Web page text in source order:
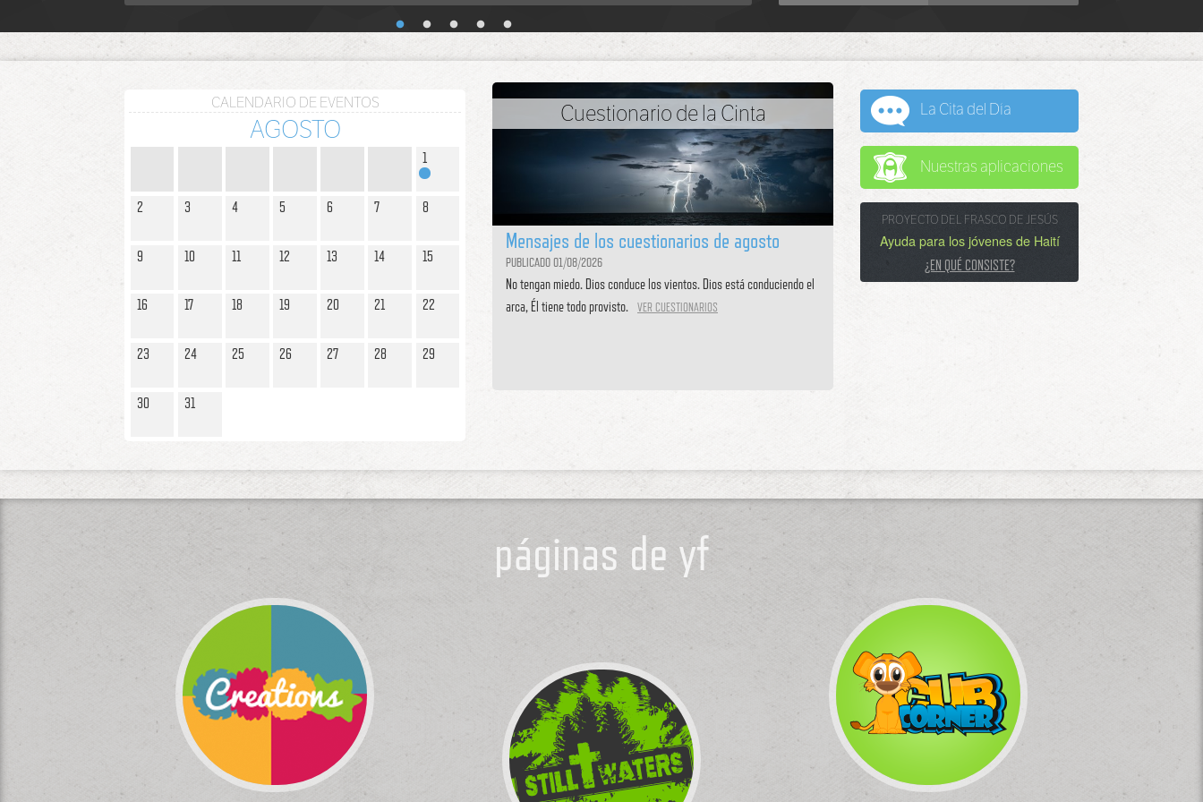
14/11 9:00
México, Filipinas, Colombia, Rusia, Congo, República
Camerún e India. ¡Bienvenidos a Young Foundations!
08/11 9:00 Comentarios del artículo
algo especial”: Pude sentir la Presencia del Señor. Me
parece que fue durante el tercer campamento cuando
recibí el bautismo del Espíritu Santo al escuchar el
mismo sermón que los jóvenes en Still Waters. Fue
una experiencia maravillosa que se prolongó por días
y hoy la perdurable Presencia del Señor sigue
morando en mi interior. Australia
CALENDARIO DE EVENTOS
AGOSTO
1
2 3 4 5 6 7 8
9 10 11 12 13 14 15
16 17 18 19 20 21 22
23 24 25 26 27 28 29
30 31
Cuestionario de la Cinta
Mensajes de los cuestionarios de agosto
PUBLICADO 01/08/2026
No tengan miedo. Dios conduce los vientos. Dios está conduciendo el
arca, Él tiene todo provisto.
VER CUESTIONARIOS
La Cita del Día
Nuestras aplicaciones
PROYECTO DEL FRASCO DE JESÚS
Ayuda para los jóvenes de Haití
¿EN QUÉ CONSISTE?
páginas de yf